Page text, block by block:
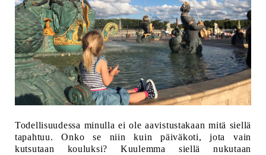
Todellisuudessa minulla ei ole aavistustakaan mitä siellä
tapahtuu. Onko se niin kuin päiväkoti, jota vain
kutsutaan kouluksi? Kuulemma siellä nukutaan